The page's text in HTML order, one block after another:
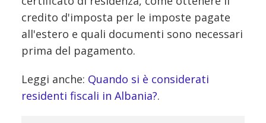
credito d'imposta per le imposte pagate
all'estero e quali documenti sono necessari
prima del pagamento.
Leggi anche: Quando si è considerati
residenti fiscali in Albania?.